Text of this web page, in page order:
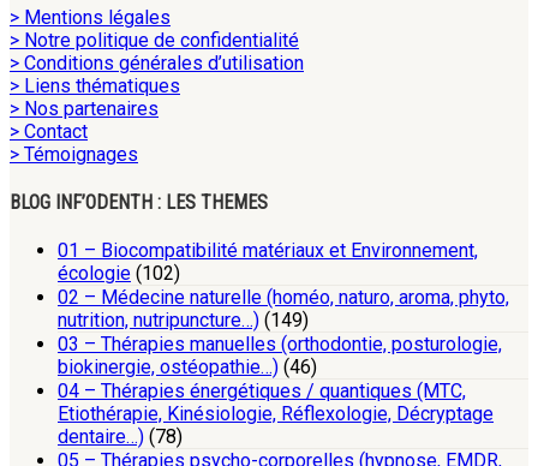
> Mentions légales
> Notre politique de confidentialité
> Conditions générales d’utilisation
> Liens thématiques
> Nos partenaires
> Contact
> Témoignages
BLOG INF’ODENTH : LES THEMES
01 – Biocompatibilité matériaux et Environnement,
écologie (102)
02 – Médecine naturelle (homéo, naturo, aroma, phyto,
nutrition, nutripuncture…) (149)
03 – Thérapies manuelles (orthodontie, posturologie,
biokinergie, ostéopathie…) (46)
04 – Thérapies énergétiques / quantiques (MTC,
Etiothérapie, Kinésiologie, Réflexologie, Décryptage
dentaire…) (78)
05 – Thérapies psycho-corporelles (hypnose, EMDR,